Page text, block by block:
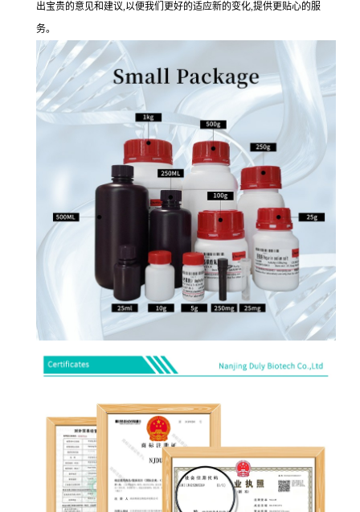
出宝贵的意见和建议,以便我们更好的适应新的变化,提供更贴心的服
务。